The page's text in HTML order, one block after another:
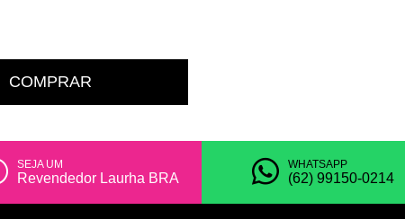
COMPRAR
SEJA UM
Revendedor Laurha BRA
WHATSAPP
(62) 99150-0214